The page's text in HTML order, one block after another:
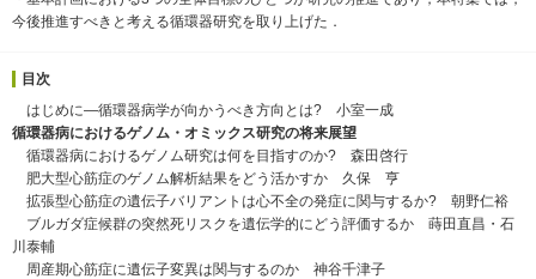
今後推進すべきと考える循環器研究を取り上げた．
目次
はじめに―循環器病学が向かうべき方向とは? 小室一成
循環器病におけるゲノム・オミックス研究の将来展望
循環器病におけるゲノム研究は何を目指すのか? 森田啓行
肥大型心筋症のゲノム解析結果をどう活かすか 久保 亨
拡張型心筋症の遺伝子バリアントは心不全の発症に関与するか? 朝野仁裕
ブルガダ症候群の突然死リスクを遺伝学的にどう評価するか 蒔田直昌・石
川泰輔
周産期心筋症に遺伝子変異は関与するのか 神谷千津子